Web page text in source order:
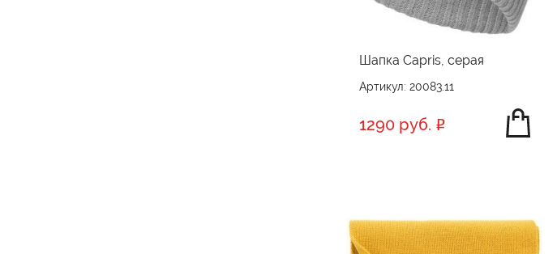
Шапка Capris, серая
Артикул: 20083.11
1290 руб.